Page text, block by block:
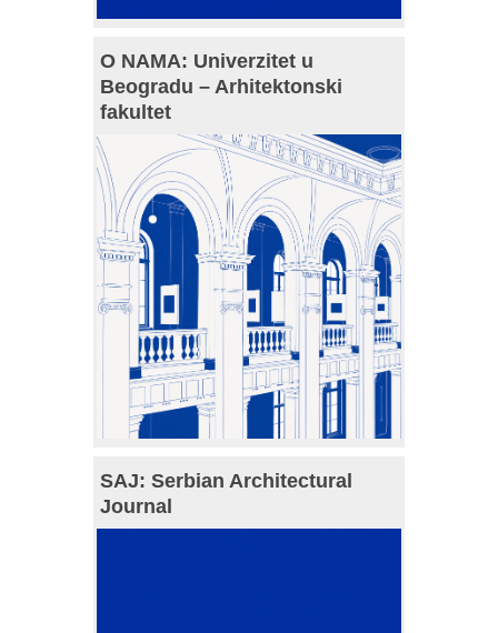
O NAMA: Univerzitet u
Beogradu – Arhitektonski
fakultet
SAJ: Serbian Architectural
Journal